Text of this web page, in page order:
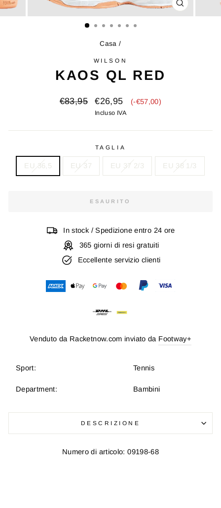
CHIUDI
(ESC)
Casa /
WILSON
KAOS QL RED
Prezzo
€83,95
Prezzo
di
€26,95 (-€57,00)
Incluso IVA
TAGLIA
EU 36,5 EU 37 EU 37 2/3 EU 38 1/3
ESAURITO
In stock / Spedizione entro 24 ore
365 giorni di resi gratuiti
Eccellente servizio clienti
Venduto da Racketnow.com inviato da Footway+
Sport: Tennis
Department: Bambini
DESCRIZIONE
Numero di articolo: 09198-68